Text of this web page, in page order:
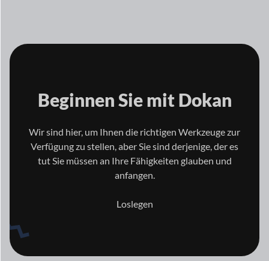
Beginnen Sie mitDokan
Wir sind hier, um Ihnen die richtigen Werkzeuge zur
Verfügung zu stellen, aber Sie sind derjenige, der es
tutSie müssen an Ihre Fähigkeiten glauben und
anfangen.
Loslegen